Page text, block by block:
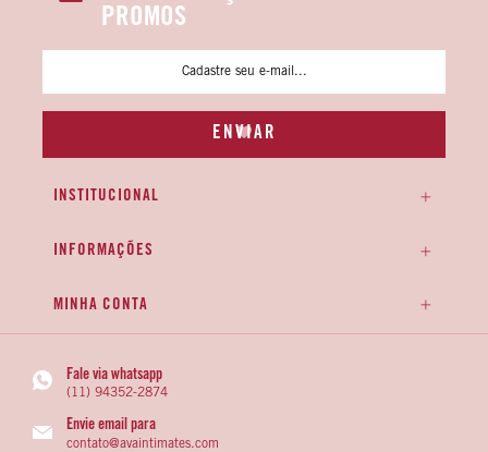
PROMOS
INSTITUCIONAL
INFORMAÇÕES
MINHA CONTA
Fale via whatsapp
(11) 94352-2874
Envie email para
contato@avaintimates.com